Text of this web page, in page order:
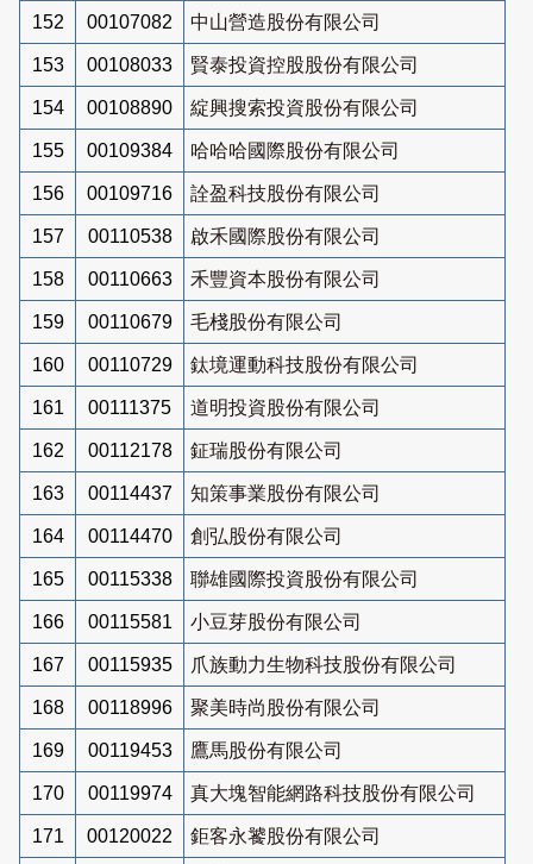
152 00107082 中山營造股份有限公司
153 00108033 賢泰投資控股股份有限公司
154 00108890 綻興搜索投資股份有限公司
155 00109384 哈哈哈國際股份有限公司
156 00109716 詮盈科技股份有限公司
157 00110538 啟禾國際股份有限公司
158 00110663 禾豐資本股份有限公司
159 00110679 毛棧股份有限公司
160 00110729 鈦境運動科技股份有限公司
161 00111375 道明投資股份有限公司
162 00112178 鉦瑞股份有限公司
163 00114437 知策事業股份有限公司
164 00114470 創弘股份有限公司
165 00115338 聯雄國際投資股份有限公司
166 00115581 小豆芽股份有限公司
167 00115935 爪族動力生物科技股份有限公司
168 00118996 聚美時尚股份有限公司
169 00119453 鷹馬股份有限公司
170 00119974 真大塊智能網路科技股份有限公司
171 00120022 鉅客永饕股份有限公司